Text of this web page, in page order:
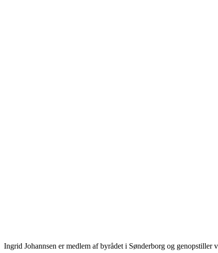
Ingrid Johannsen er medlem af byrådet i Sønderborg og genopstiller